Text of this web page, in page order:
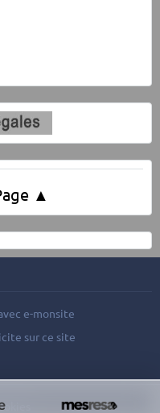
▲
e-monsite
sur ce site